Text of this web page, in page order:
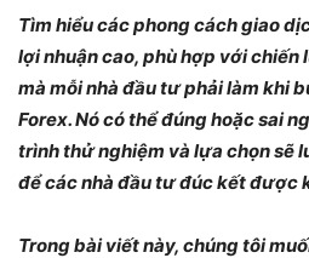
Tìm hiểu các phong cách giao
lợi nhuận cao, phù hợp với
mà mỗi nhà đầu tư phải làm khi
Forex. Nó có thể đúng hoặc sai
trình thử nghiệm và lựa chọn sẽ
để các nhà đầu tư đúc kết được
Trong bài viết này, chúng tôi